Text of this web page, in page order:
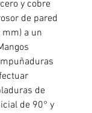
y cobre
de pared
mm) a un
de
de 90° y